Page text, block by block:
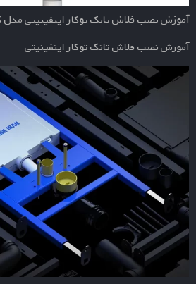
آموزش نصب فلاش تانک توکار اینفینیتی مدل
آموزش نصب فلاش تانک توکار اینفینیتی